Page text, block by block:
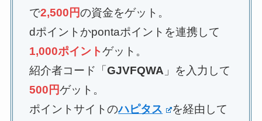
で2,500円の資金をゲット。
dポイントかpontaポイントを連携して
1,000ポイントゲット。
紹介者コード「GJVFQWA 」を入力して
500円ゲット。
ポイントサイトのハピタス
を経由して